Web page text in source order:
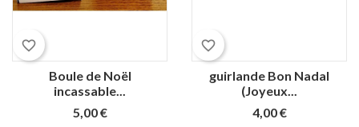
favorite_border
Boule de Noël
incassable...
5,00 €
favorite_border
guirlande Bon Nadal
(Joyeux...
4,00 €